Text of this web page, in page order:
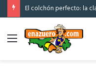
El colchón perfecto: la
Menú